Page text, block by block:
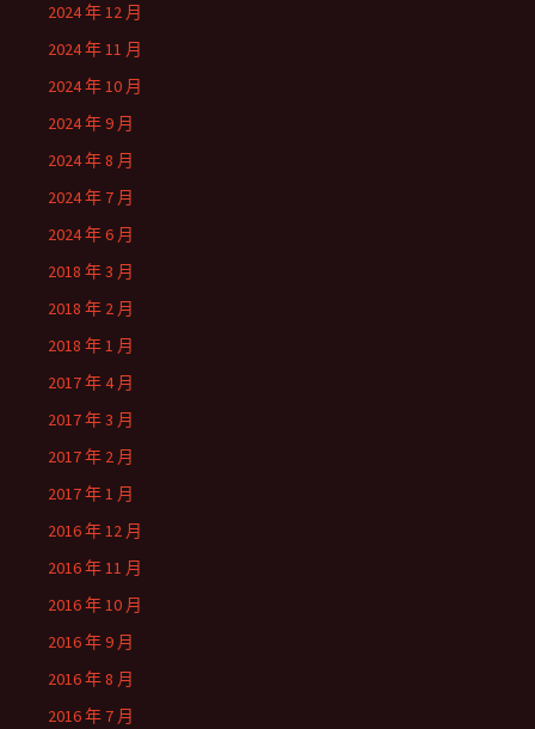
2024 年 12 月
2024 年 11 月
2024 年 10 月
2024 年 9 月
2024 年 8 月
2024 年 7 月
2024 年 6 月
2018 年 3 月
2018 年 2 月
2018 年 1 月
2017 年 4 月
2017 年 3 月
2017 年 2 月
2017 年 1 月
2016 年 12 月
2016 年 11 月
2016 年 10 月
2016 年 9 月
2016 年 8 月
2016 年 7 月